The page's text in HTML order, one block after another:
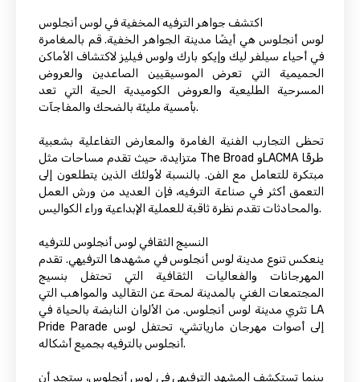
اكتشف جواهر الترفيه المخفية في لوس أنجلوس
لوس أنجلوس هي أيضًا مدينة الجواهر الخفية. قم بالمغامرة
في أحياء سيلفر ليك وإيكو بارك ولوس فيليز لاكتشاف الأماكن
الحميمية التي تعرض الموسيقيين الصاعدين والعروض
المسرحية الطليعية والعروض الكوميدية الحية التي تعد
بأمسية مليئة بالضحك والمفاجآت.
تحظى التجارب الفنية الغامرة والمعارض التفاعلية بشعبية
متزايدة، حيث تقدم مساحات مثل The Broad وLACMA طرقًا
مبتكرة للتعامل مع الفن. بالنسبة لأولئك الذين يتطلعون إلى
التعمق أكثر في صناعة الترفيه، فإن العديد من ورش العمل
والمحادثات تقدم نظرة ثاقبة للعملية الإبداعية وراء الكواليس.
النسيج الثقافي لوس أنجلوس للترفيه
ينعكس تنوع مدينة لوس أنجلوس في مشهدها الترفيهي. تقدم
المهرجانات والفعاليات الثقافية التي تحتفل بنسيج
المجتمعات الغني بالمدينة لمحة عن التقاليد والمواهب التي
تثري مدينة لوس أنجلوس. من الألوان النابضة بالحياة في LA
Pride Parade إلى أصوات مهرجان مارياتشي، تحتفل لوس
أنجلوس بالترفيه بجميع أشكاله.
بينما تستكشف المشهد الترفيهي في لوس أنجلوس، ستجد أن